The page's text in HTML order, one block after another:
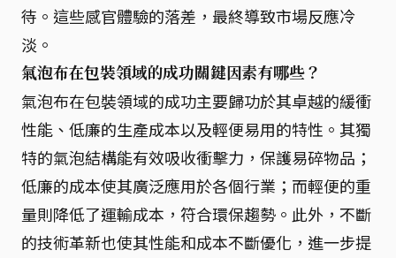
待。這些感官體驗的落差，最終導致市場反應冷
淡。
氣泡布在包裝領域的成功關鍵因素有哪些？
氣泡布在包裝領域的成功主要歸功於其卓越的緩衝
性能、低廉的生產成本以及輕便易用的特性。其獨
特的氣泡結構能有效吸收衝擊力，保護易碎物品；
低廉的成本使其廣泛應用於各個行業；而輕便的重
量則降低了運輸成本，符合環保趨勢。此外，不斷
的技術革新也使其性能和成本不斷優化，進一步提